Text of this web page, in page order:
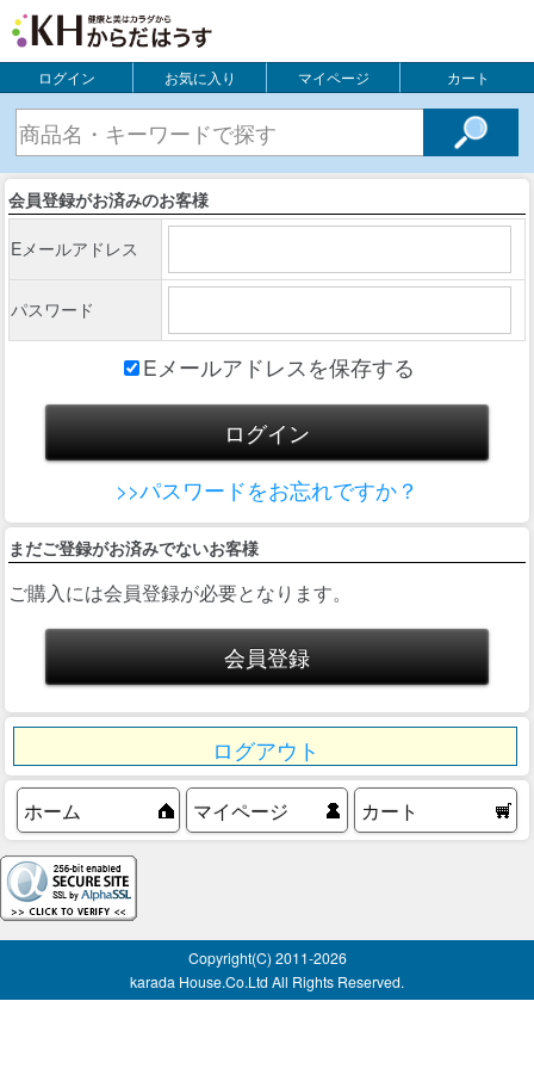
ログイン お気に入り マイページ カート
会員登録がお済みのお客様
Eメールアドレス
パスワード
Eメールアドレスを保存する
>>パスワードをお忘れですか？
まだご登録がお済みでないお客様
ご購入には会員登録が必要となります。
ログアウト
ホーム マイページ カート
Copyright(C) 2011-2026
karada House.Co.Ltd All Rights Reserved.